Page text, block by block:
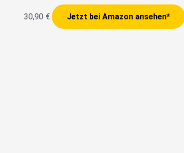
30,90 € Jetzt bei Amazon ansehen*